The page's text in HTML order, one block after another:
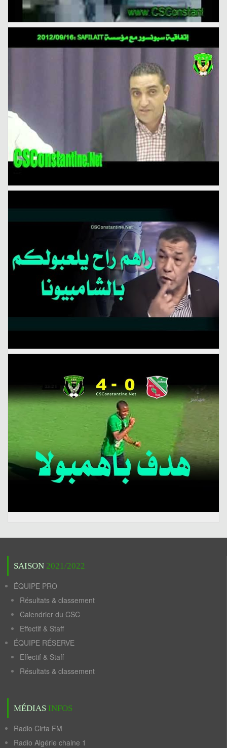
SAISON 2021/2022
ÉQUIPE PRO
Résultats & classement
Calendrier du CSC
Effectif & Staff
ÉQUIPE RÉSERVE
Effectif & Staff
Résultats & classement
MÉDIAS INFOS
Radio Cirta FM
Radio Algérie chaine 1